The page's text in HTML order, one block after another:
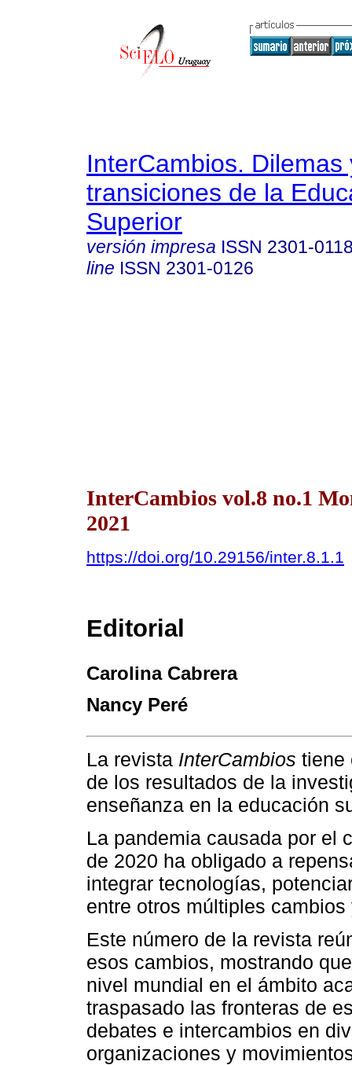
InterCambios. Dilemas
transiciones de la
Superior
versión impresa ISSN 2301-
line ISSN 2301-0126
InterCambios vol.8 no.1
2021
https://doi.org/10.29156/inter.8.1.1
Editorial
Carolina Cabrera
Nancy Peré
La revista InterCambios tiene
de los resultados de la
enseñanza en la educación
La pandemia causada por el
de 2020 ha obligado a
integrar tecnologías,
entre otros múltiples
Este número de la revista
esos cambios, mostrando
nivel mundial en el ámbito
traspasado las fronteras de
debates e intercambios en
organizaciones y